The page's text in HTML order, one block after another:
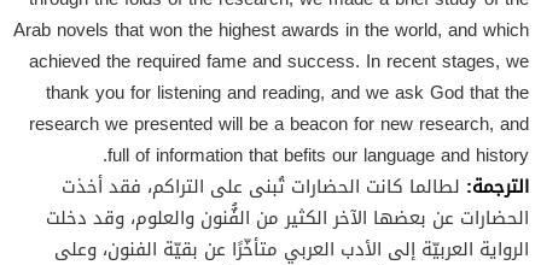
Arab novels that won the highest awards in the world, and which
achieved the required fame and success. In recent stages, we
thank you for listening and reading, and we ask God that the
research we presented will be a beacon for new research, and
full of information that befits our language and history.
الترجمة: لطالما كانت الحضارات تُبنى على التراكم، فقد أخذت
الحضارات عن بعضها الآخر الكثير من الفٌُنون والعلوم، وقد دخلت
الرواية العربيّة إلى الأدب العربي متأخّرًا عن بقيّة الفنون، وعلى